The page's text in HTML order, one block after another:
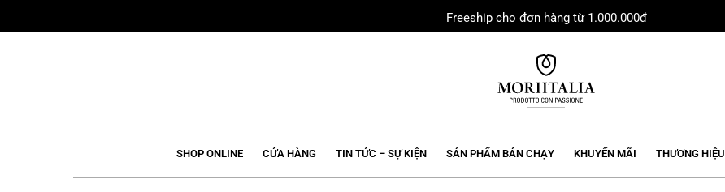
to
Freeship cho đơn hàng từ 1.000.000đ
SHOP ONLINE CỬA HÀNG TIN TỨC – SỰ KIỆN SẢN PHẨM BÁN CHẠY KHUYẾN MÃI THƯƠNG HIỆU